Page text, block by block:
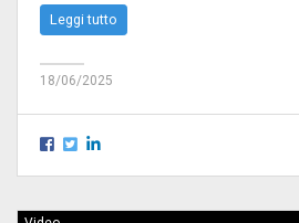
Leggi tutto
18/06/2025